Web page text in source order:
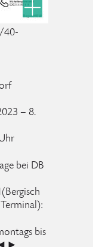
40-
– 8.
bei DB
bis